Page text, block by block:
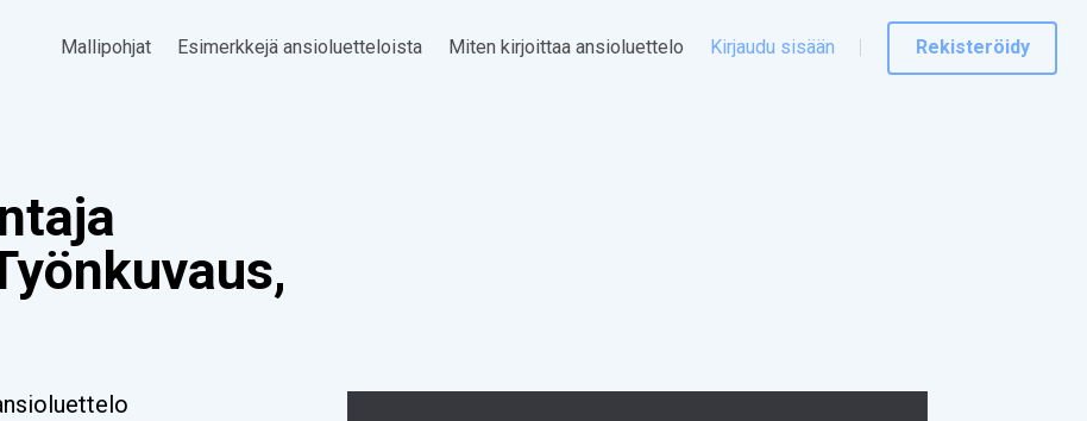
Mallipohjat Esimerkkejä ansioluetteloista Miten kirjoittaa ansioluettelo Kirjaudu sisään Rekisteröidy